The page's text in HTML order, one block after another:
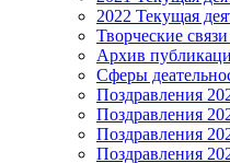
2022 Текущая
Творческие
Архив
Сферы
Поздравления
Поздравления
Поздравления
Поздравления